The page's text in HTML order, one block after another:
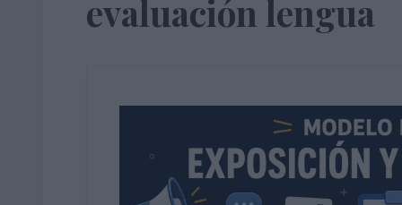
evaluación lengua